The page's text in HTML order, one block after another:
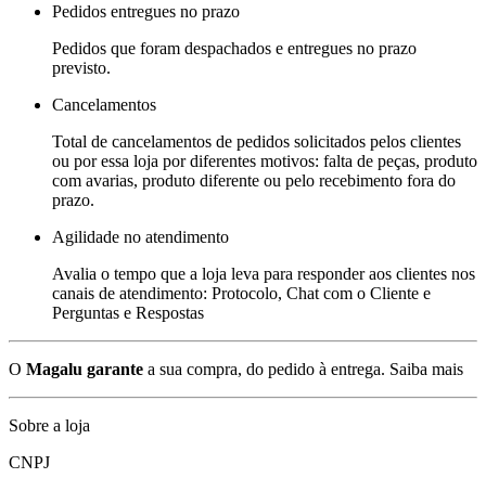
Pedidos entregues no prazo
Pedidos que foram despachados e entregues no prazo
previsto.
Cancelamentos
Total de cancelamentos de pedidos solicitados pelos clientes
ou por essa loja por diferentes motivos: falta de peças, produto
com avarias, produto diferente ou pelo recebimento fora do
prazo.
Agilidade no atendimento
Avalia o tempo que a loja leva para responder aos clientes nos
canais de atendimento: Protocolo, Chat com o Cliente e
Perguntas e Respostas
O Magalu garante a sua compra, do pedido à entrega. Saiba mais
Sobre a loja
CNPJ